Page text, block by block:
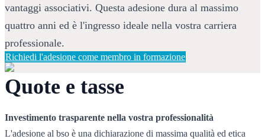
vantaggi associativi. Questa adesione dura al massimo
quattro anni ed è l'ingresso ideale nella vostra carriera
professionale.
Richiedi l'adesione come membro in formazione
Quote e tasse
Investimento trasparente nella vostra professionalità
L'adesione al bso è una dichiarazione di massima qualità ed etica